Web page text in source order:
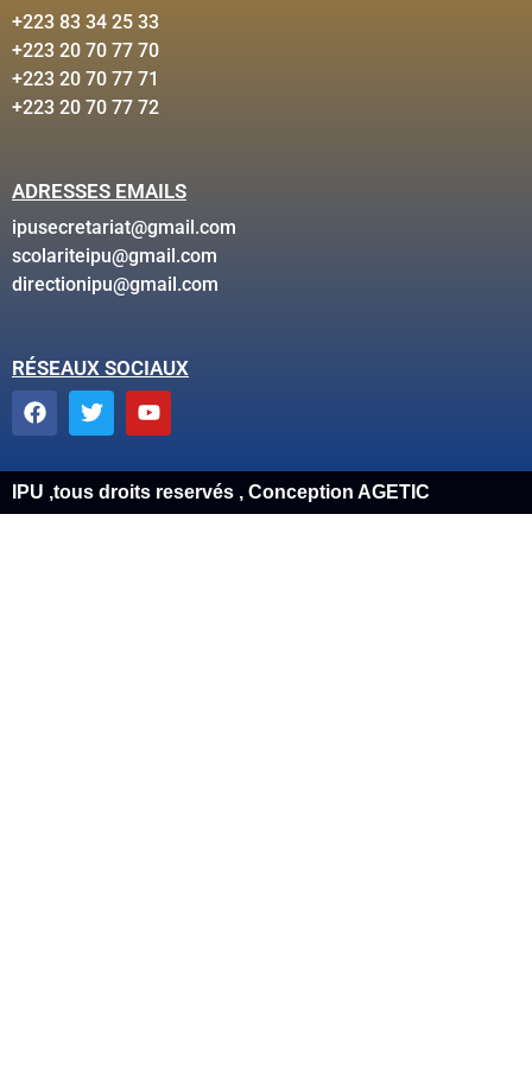
+223 83 34 25 33
+223 20 70 77 70
+223 20 70 77 71
+223 20 70 77 72
ADRESSES EMAILS
ipusecretariat@gmail.com
scolariteipu@gmail.com
directionipu@gmail.com
RÉSEAUX SOCIAUX
IPU ,tous droits reservés , Conception AGETIC